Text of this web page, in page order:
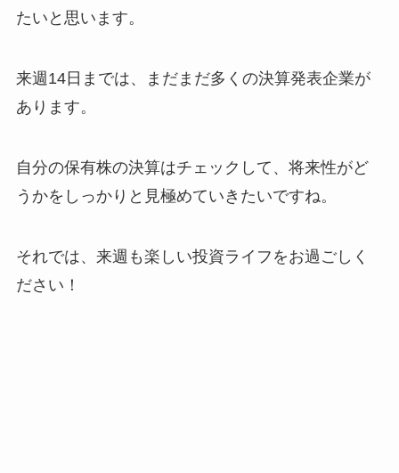
たいと思います。
来週14日までは、まだまだ多くの決算発表企業が
あります。
自分の保有株の決算はチェックして、将来性がど
うかをしっかりと見極めていきたいですね。
それでは、来週も楽しい投資ライフをお過ごしく
ださい！